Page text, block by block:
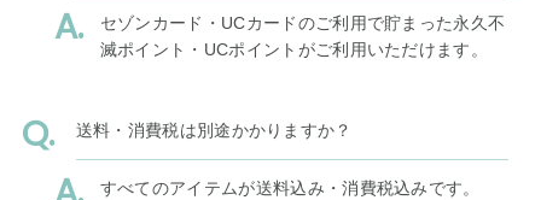
セゾンカード・UCカードのご利用で貯まった永久不
滅ポイント・UCポイントがご利用いただけます。
送料・消費税は別途かかりますか？
すべてのアイテムが送料込み・消費税込みです。